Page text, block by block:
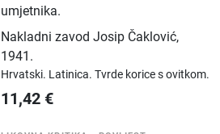
umjetnika.
Nakladni zavod Josip Čaklović,
1941.
Hrvatski. Latinica.Tvrde korice s ovitkom.
11,42 €